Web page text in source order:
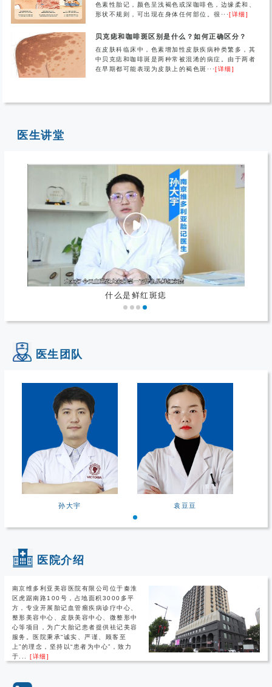
色素性胎记，颜色呈浅褐色或深咖啡色，边缘柔和、
形状不规则，可出现在身体任何部位。很···[详细]
贝克痣和咖啡斑区别是什么？如何正确区分？
在皮肤科临床中，色素增加性皮肤疾病种类繁多，其
中贝克痣和咖啡斑是两种常被混淆的病症。由于两者
在早期都可能表现为皮肤上的褐色斑···[详细]
医生讲堂
什么是鲜红斑痣
医生团队
孙大宇 袁豆豆
医院介绍
南京维多利亚美容医院有限公司位于秦淮
区虎踞南路100号，占地面积3000多平
方，专业开展胎记血管瘤疾病诊疗中心、
整形美容中心、皮肤美容中心、微整形中
心等项目，为广大胎记患者提供祛记美容
服务。医院秉承“诚实、严谨、顾客至
上”的理念，坚持以“患者为中心”，致力
于...[详细]